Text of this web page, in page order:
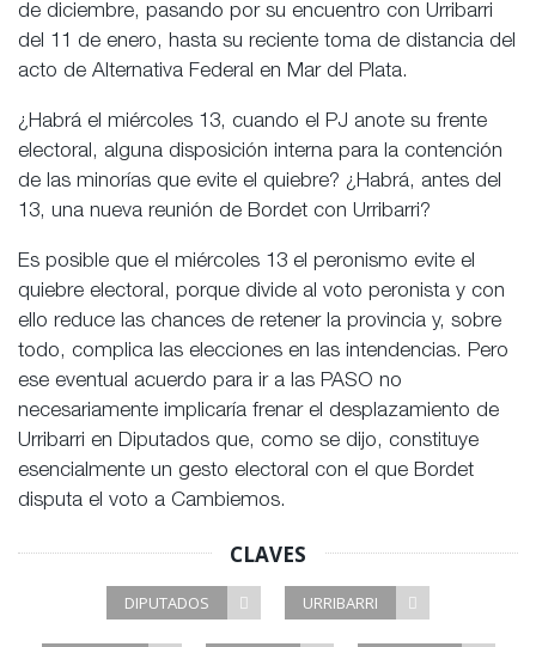
de diciembre, pasando por su encuentro con Urribarri
del 11 de enero, hasta su reciente toma de distancia del
acto de Alternativa Federal en Mar del Plata.
¿Habrá el miércoles 13, cuando el PJ anote su frente
electoral, alguna disposición interna para la contención
de las minorías que evite el quiebre? ¿Habrá, antes del
13, una nueva reunión de Bordet con Urribarri?
Es posible que el miércoles 13 el peronismo evite el
quiebre electoral, porque divide al voto peronista y con
ello reduce las chances de retener la provincia y, sobre
todo, complica las elecciones en las intendencias. Pero
ese eventual acuerdo para ir a las PASO no
necesariamente implicaría frenar el desplazamiento de
Urribarri en Diputados que, como se dijo, constituye
esencialmente un gesto electoral con el que Bordet
disputa el voto a Cambiemos.
CLAVES
DIPUTADOS URRIBARRI